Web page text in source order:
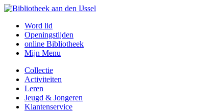
Word lid
Openingstijden
online Bibliotheek
Mijn Menu
Collectie
Activiteiten
Leren
Jeugd & Jongeren
Klantenservice